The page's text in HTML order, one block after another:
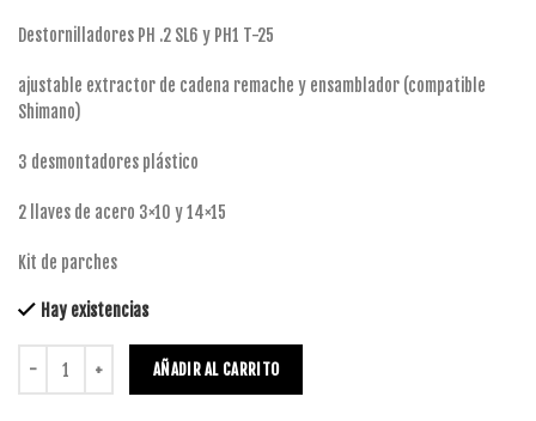
Destornilladores PH .2 SL6 y PH1 T-25
ajustable extractor de cadena remache y ensamblador (compatible
Shimano)
3 desmontadores plástico
2 llaves de acero 3×10 y 14×15
Kit de parches
Hay existencias
AÑADIR AL CARRITO